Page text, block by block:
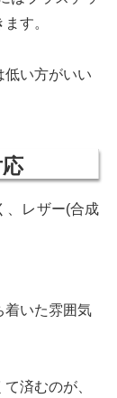
す。
低い方がいい
、レザー(合成
着いた雰囲気
済むのが、